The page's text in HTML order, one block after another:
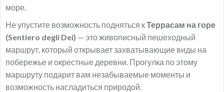
море.
Не упустите возможность подняться кТеррасам на горе
(Sentiero degli Dei) — это живописный пешеходный
маршрут, который открывает захватывающие виды на
побережье и окрестные деревни. Прогулка по этому
маршруту подарит вам незабываемые моменты и
возможность насладиться природой.